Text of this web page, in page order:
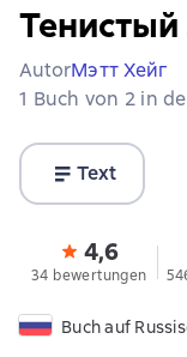
Тенистый
AutorМэтт Хейг
1 Buch von 2 in
Text
4,6
34 bewertungen
Buch auf